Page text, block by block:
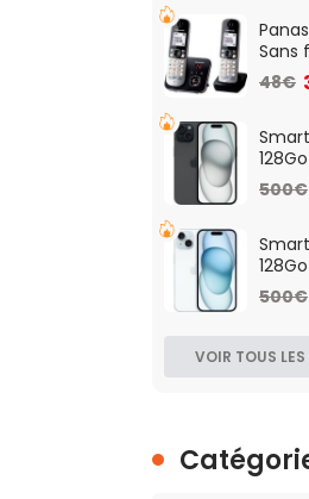
Sans
48€
128Go
500€
128Go
500€
VOIR TOUS